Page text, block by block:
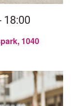
1040
18:00